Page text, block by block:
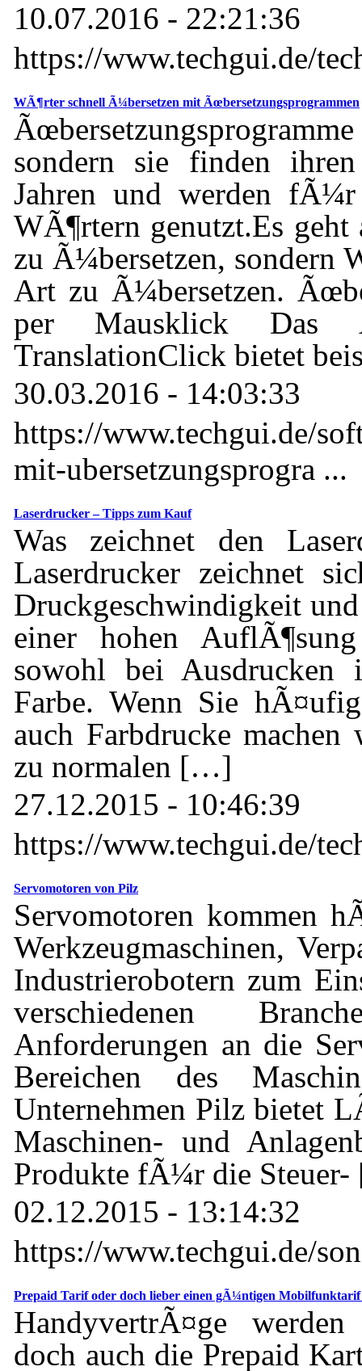
10.07.2016 - 22:21:36
https://www.techgui.de/
WÃ¶rter schnell Ã¼bersetzen mit Ãœbersetzungsprogrammen
sondern sie finden
Jahren und werden
WÃ¶rtern genutzt.Es geht
zu Ã¼bersetzen, sondern
Art zu Ã¼bersetzen.
per Mausklick Das
TranslationClick bietet
30.03.2016 - 14:03:33
https://www.techgui.de/
mit-ubersetzungsprogra ...
Laserdrucker – Tipps zum Kauf
Was zeichnet den
Laserdrucker zeichnet
Druckgeschwindigkeit
einer hohen
sowohl bei
Farbe. Wenn Sie
auch Farbdrucke
zu normalen […]
27.12.2015 - 10:46:39
https://www.techgui.de/
Servomotoren von Pilz
Servomotoren kommen
Werkzeugmaschinen,
Industrierobotern zum
verschiedenen
Anforderungen an die
Bereichen des
Unternehmen Pilz bietet
Maschinen- und
Produkte fÃ¼r die
02.12.2015 - 13:14:32
https://www.techgui.de/
Prepaid Tarif oder doch lieber einen gÃ¼ntigen
HandyvertrÃ¤ge
doch auch die Prepaid